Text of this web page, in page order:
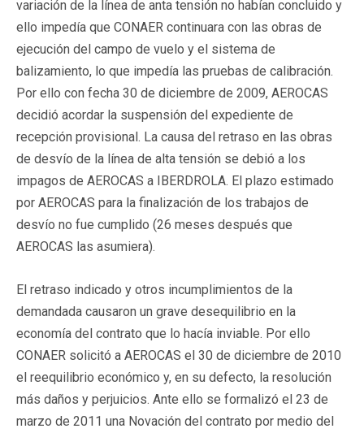
variación de la línea de anta tensión no habían concluido y
ello impedía que CONAER continuara con las obras de
ejecución del campo de vuelo y el sistema de
balizamiento, lo que impedía las pruebas de calibración.
Por ello con fecha 30 de diciembre de 2009, AEROCAS
decidió acordar la suspensión del expediente de
recepción provisional. La causa del retraso en las obras
de desvío de la línea de alta tensión se debió a los
impagos de AEROCAS a IBERDROLA. El plazo estimado
por AEROCAS para la finalización de los trabajos de
desvío no fue cumplido (26 meses después que
AEROCAS las asumiera).
El retraso indicado y otros incumplimientos de la
demandada causaron un grave desequilibrio en la
economía del contrato que lo hacía inviable. Por ello
CONAER solicitó a AEROCAS el 30 de diciembre de 2010
el reequilibrio económico y, en su defecto, la resolución
más daños y perjuicios. Ante ello se formalizó el 23 de
marzo de 2011 una Novación del contrato por medio del